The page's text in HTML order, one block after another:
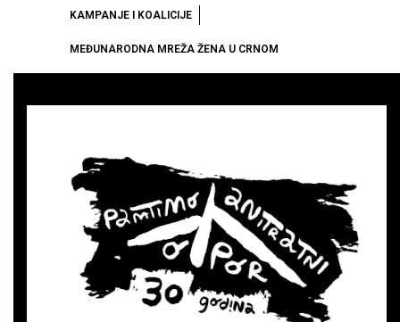
KAMPANJE I KOALICIJE
MEĐUNARODNA MREŽA ŽENA U CRNOM